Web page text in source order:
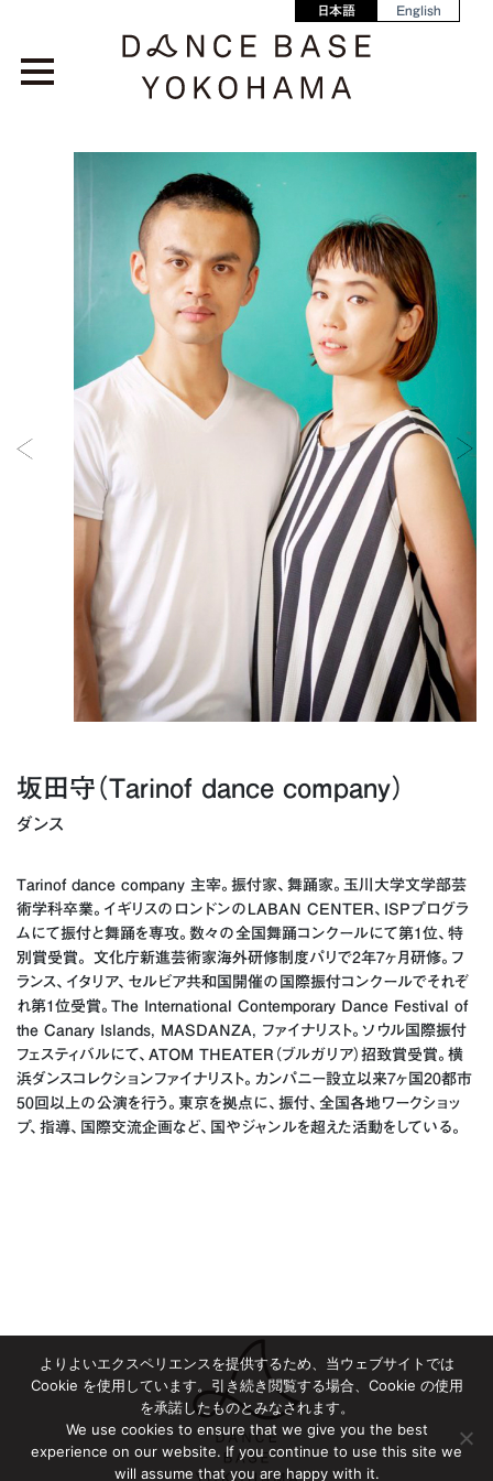
日本語 English
坂田守（Tarinof dance company）
ダンス
Tarinof dance company 主宰。振付家、舞踊家。玉川大学文学部芸
術学科卒業。イギリスのロンドンのLABAN CENTER、ISPプログラ
ムにて振付と舞踊を専攻。数々の全国舞踊コンクールにて第1位、特
別賞受賞。 文化庁新進芸術家海外研修制度パリで2年7ヶ月研修。フ
ランス、イタリア、セルビア共和国開催の国際振付コンクールでそれぞ
れ第1位受賞。The International Contemporary Dance Festival of
the Canary Islands, MASDANZA, ファイナリスト。ソウル国際振付
フェスティバルにて、ATOM THEATER（ブルガリア）招致賞受賞。横
浜ダンスコレクションファイナリスト。カンパニー設立以来7ヶ国20都市
50回以上の公演を行う。東京を拠点に、振付、全国各地ワークショッ
プ、指導、国際交流企画など、国やジャンルを超えた活動をしている。
よりよいエクスペリエンスを提供するため、当ウェブサイトでは
Cookie を使用しています。引き続き閲覧する場合、Cookie の使用
を承諾したものとみなされます。
We use cookies to ensure that we give you the best
experience on our website. If you continue to use this site we
will assume that you are happy with it.